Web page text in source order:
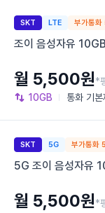
SKT LTE 부가통
조이 음성자유 10GB
10GB 통화 기
월 5,500원*
SKT 5G 부가통화
5G 조이 음성자유
월 5,500원*